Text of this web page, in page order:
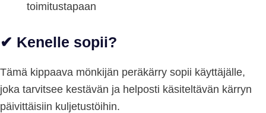
toimitustapaan
✔ Kenelle sopii?
Tämä kippaava mönkijän peräkärry sopii käyttäjälle,
joka tarvitsee kestävän ja helposti käsiteltävän kärryn
päivittäisiin kuljetustöihin.